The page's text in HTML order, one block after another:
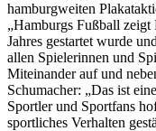
hamburgweiten
„Hamburgs Fußball zeigt
Jahres gestartet wurde
allen Spielerinnen und
Miteinander auf und
Schumacher: „Das ist
Sportler und Sportfans
sportliches Verhalten